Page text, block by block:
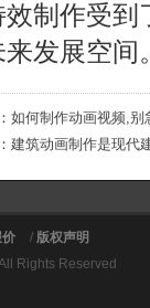
效制作受到
来发展空间
如何制作动画视频,别
建筑动画制作是现代
/ 版权声明
Rights Reserved